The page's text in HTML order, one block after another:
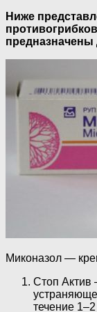
Ниже
предназначены
Миконазол —
Стоп Актив
течение